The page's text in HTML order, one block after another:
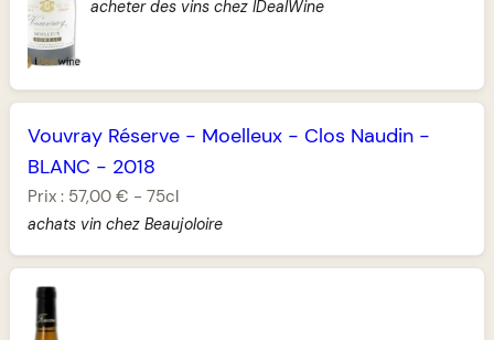
acheter des vins chez IDealWine
Vouvray Réserve - Moelleux - Clos Naudin -
BLANC - 2018
Prix : 57,00 € - 75cl
achats vin chez Beaujoloire